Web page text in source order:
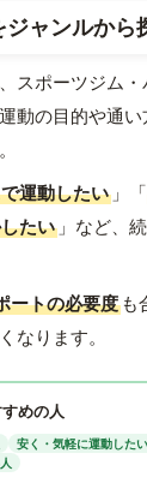
ャンルから
スポーツジム
動の目的や通
運動したい 」「
たい 」など、
ートの必要度 も
なります。
めの人
安く・気軽に運動した